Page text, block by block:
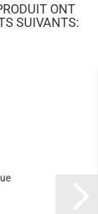
ONT
SUIVANTS: